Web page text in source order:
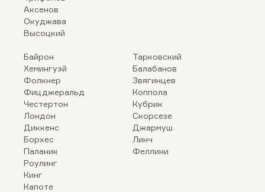
Аксенов
Окуджава
Высоцкий
Байрон
Хемингуэй
Фолкнер
Фицджеральд
Честертон
Лондон
Диккенс
Борхес
Паланик
Роулинг
Кинг
Капоте
Тарковский
Балабанов
Звягинцев
Коппола
Кубрик
Скорсезе
Джармуш
Линч
Феллини